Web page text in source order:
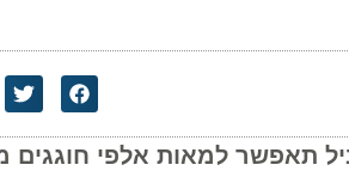
למאות אלפי חוגגים מכל